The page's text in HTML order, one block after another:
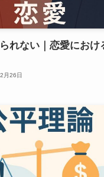
れない｜恋愛におけ
月26日